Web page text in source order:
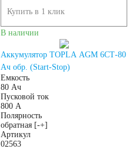
Купить в 1 клик
В наличии
Аккумулятор TOPLA AGM 6СТ-80
Ач обр. (Start-Stop)
Емкость
80 Ач
Пусковой ток
800 А
Полярность
обратная [-+]
Артикул
02563